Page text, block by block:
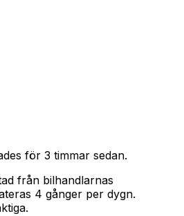
för 3 timmar sedan.
från bilhandlarnas
4 gånger per dygn.